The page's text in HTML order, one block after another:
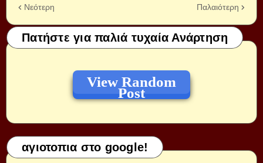
Νεότερη Παλαιότερη
Πατήστε για παλιά τυχαία Ανάρτηση
View Random
Post
αγιοτοπια στο google!